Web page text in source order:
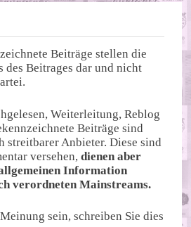
Beiträge stellen die
des Beitrages dar und nicht
Weiterleitung, Reblog
Beiträge sind
streitbarer Anbieter. Diese sind
versehen,dienen aber
Information
verordneten Mainstreams.
sein, schreiben Sie dies